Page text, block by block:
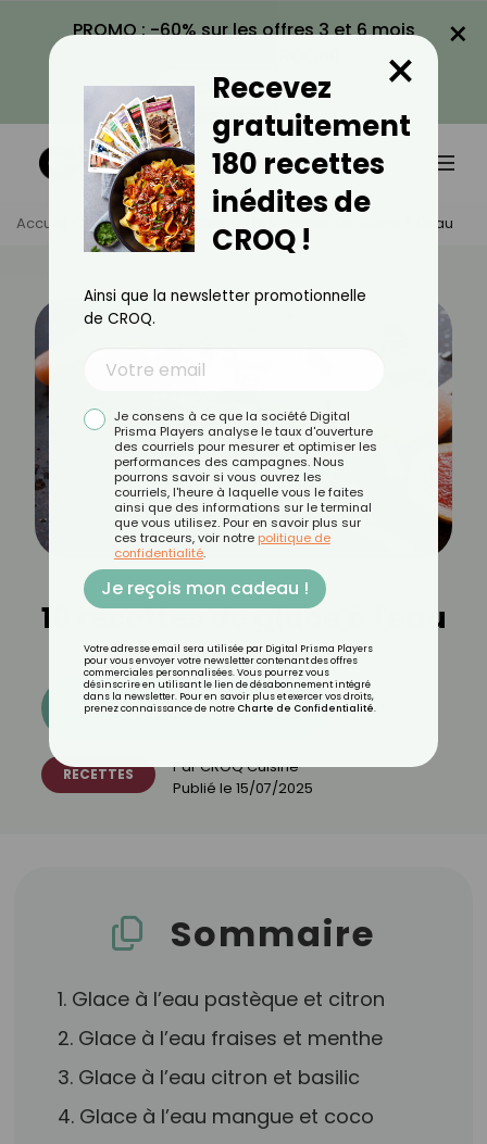
PROMO : -60% sur les offres 3 et 6 mois
VOIR LA PROMO
×
Accueil Actus Recettes 10 Recettes De Glace À L'eau
10 recettes de glace à l'eau
Découvrez les 11 menus CROQ
RECETTES ParCROQ Cuisine
Publié le 15/07/2025
Sommaire
1. Glace à l’eau pastèque et citron
2. Glace à l’eau fraises et menthe
3. Glace à l’eau citron et basilic
4. Glace à l’eau mangue et coco
Recevez
gratuitement
180 recettes
inédites de
CROQ !
×
Ainsi que la newsletter promotionnelle
de CROQ.
Je consens à ce que la société Digital
Prisma Players analyse le taux d'ouverture
des courriels pour mesurer et optimiser les
performances des campagnes. Nous
pourrons savoir si vous ouvrez les
courriels, l'heure à laquelle vous le faites
ainsi que des informations sur le terminal
que vous utilisez. Pour en savoir plus sur
ces traceurs, voir notre politique de
confidentialité.
Je reçois mon cadeau !
Votre adresse email sera utilisée par Digital Prisma Players
pour vous envoyer votre newsletter contenant des offres
commerciales personnalisées. Vous pourrez vous
désinscrire en utilisant le lien de désabonnement intégré
dans la newsletter. Pour en savoir plus et exercer vos droits,
prenez connaissance de notre Charte de Confidentialité.